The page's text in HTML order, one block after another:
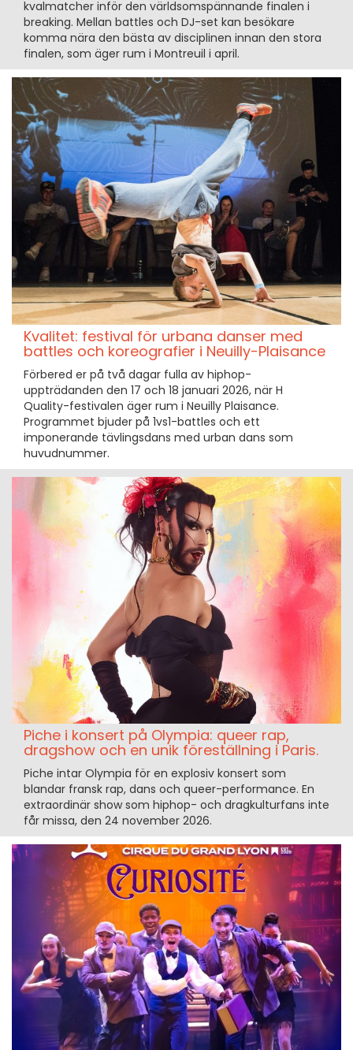
kvalmatcher inför den världsomspännande finalen i
breaking. Mellan battles och DJ-set kan besökare
komma nära den bästa av disciplinen innan den stora
finalen, som äger rum i Montreuil i april.
Kvalitet: festival för urbana danser med
battles och koreografier i Neuilly-Plaisance
Förbered er på två dagar fulla av hiphop-
uppträdanden den 17 och 18 januari 2026, när H
Quality-festivalen äger rum i Neuilly Plaisance.
Programmet bjuder på 1vs1-battles och ett
imponerande tävlingsdans med urban dans som
huvudnummer.
Piche i konsert på Olympia: queer rap,
dragshow och en unik föreställning i Paris.
Piche intar Olympia för en explosiv konsert som
blandar fransk rap, dans och queer-performance. En
extraordinär show som hiphop- och dragkulturfans inte
får missa, den 24 november 2026.